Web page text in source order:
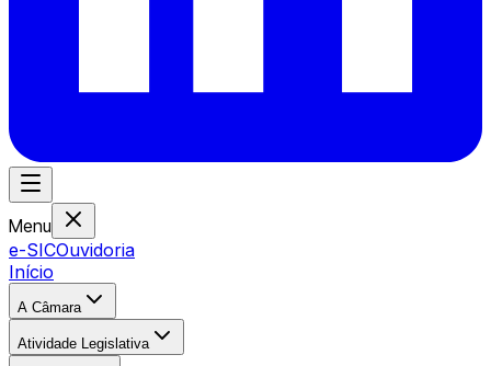
Menu
e-SICOuvidoria
Início
A Câmara
Atividade Legislativa